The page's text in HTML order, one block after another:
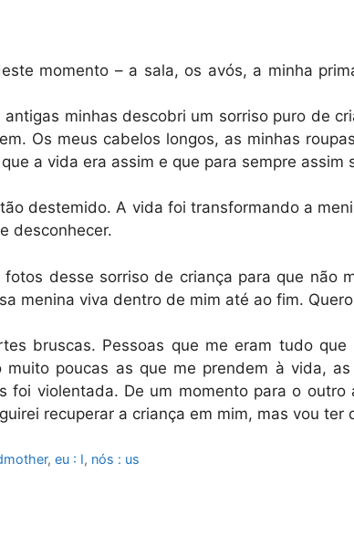
momento – a sala, os avós, a minha
minhas descobri um sorriso puro de
Os meus cabelos longos, as minhas
a vida era assim e que para sempre assim
destemido. A vida foi transformando a
desconhecer.
desse sorriso de criança para que não
menina viva dentro de mim até ao fim.
bruscas. Pessoas que me eram tudo
muito poucas as que me prendem à vida,
foi violentada. De um momento para o outro
recuperar a criança em mim, mas vou ter
,eu : I, nós : us